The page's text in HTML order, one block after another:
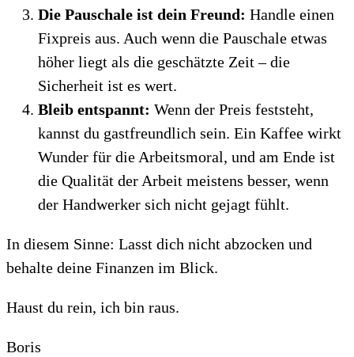
Die Pauschale ist dein Freund: Handle einen
Fixpreis aus. Auch wenn die Pauschale etwas
höher liegt als die geschätzte Zeit – die
Sicherheit ist es wert.
Bleib entspannt: Wenn der Preis feststeht,
kannst du gastfreundlich sein. Ein Kaffee wirkt
Wunder für die Arbeitsmoral, und am Ende ist
die Qualität der Arbeit meistens besser, wenn
der Handwerker sich nicht gejagt fühlt.
In diesem Sinne: Lasst dich nicht abzocken und
behalte deine Finanzen im Blick.
Haust du rein, ich bin raus.
Boris